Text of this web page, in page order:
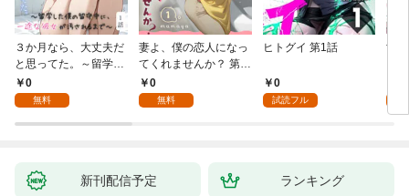
３か月なら、大丈夫だ
と思ってた。～留学し
た僕の留守中に、一途
な彼女が汚されるまで
0
無料
妻よ、僕の恋人になっ
てくれませんか？ 第1
話0
無料
ヒトグイ 第1話
0
試読フル
世
新刊配信予定 ランキング